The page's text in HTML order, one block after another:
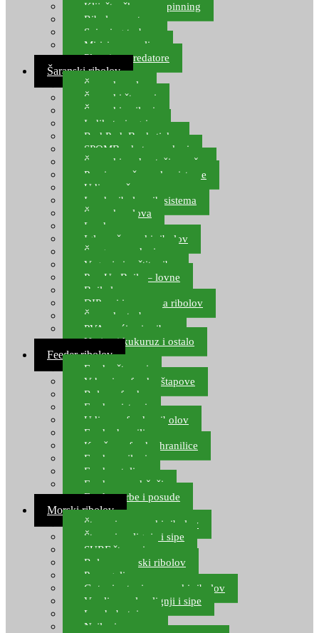
Kliješta, škare za spinning
Ribolov pastrve
Spinning torbe
Mirisi za varalice
Plovci za predatore
Šaranski ribolov
Šaranske role
Šaranski štapovi
Šaranski najloni
Indikatori ugriza
Rod Pod, Banksticks
SPOMB rakete, markeri
Šaranski podmetači, mreže
Pernice za šaranske sisteme
Udice za šarana, amura
Izrada ribolovnih sistema
Šaranska olova
Leadcore
Igle za šaranski ribolov
Špage, upredenice
Vaganje i zaštita ribe
Pop Up Boile – lovne
Boile lovne
DIP-ovi i arome za ribolov
Šaranske torbe
PVA vrećice i pribor
Umjetni kukuruz i ostalo
Feeder ribolov
Feeder štapovi
Vrhovi za feeder štapove
Role za feeder
Feeder sistemi
Udice za feeder ribolov
Feeder hranilice
Kopče za feeder hranilice
Feeder najloni
Feeder stolice
Feeder arm držači
Feeder torbe i posude
Morski ribolov
Štapovi za morski ribolov
Štapovi za lignje i sipe
SURF štapovi
Role za morski ribolov
Parangali
Gotovi setovi za morski ribolov
Varalice za lov lignji i sipe
Lov hobotnice
Najloni za more